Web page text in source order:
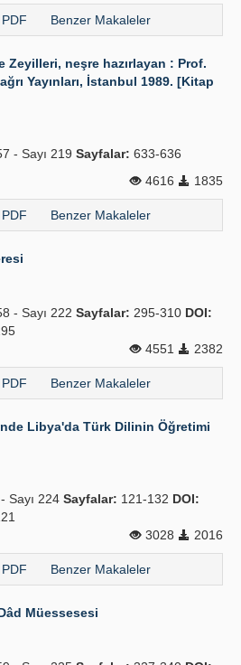
PDF Benzer Makaleler
Zeyilleri, neşre hazırlayan : Prof.
Yayınları, İstanbul 1989. [Kitap
- Sayı 219 Sayfalar: 633-636
4616
1835
PDF Benzer Makaleler
- Sayı 222 Sayfalar: 295-310 DOI:
4551
2382
PDF Benzer Makaleler
Libya'da Türk Dilinin Öğretimi
Sayı 224 Sayfalar: 121-132 DOI:
3028
2016
PDF Benzer Makaleler
Müessesesi